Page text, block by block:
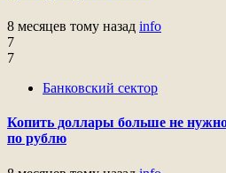
8 месяцев тому назад info
7
7
Банковский сектор
Копить доллары больше не
по рублю